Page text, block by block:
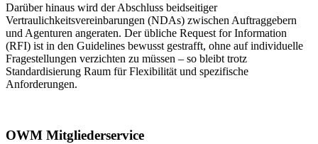
Darüber hinaus wird der Abschluss beidseitiger
Vertraulichkeitsvereinbarungen (NDAs) zwischen Auftraggebern
und Agenturen angeraten. Der übliche Request for Information
(RFI) ist in den Guidelines bewusst gestrafft, ohne auf individuelle
Fragestellungen verzichten zu müssen – so bleibt trotz
Standardisierung Raum für Flexibilität und spezifische
Anforderungen.
OWM Mitgliederservice